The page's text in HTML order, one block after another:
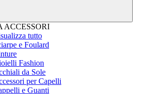
ACCESSORI
tutto
e Foulard
Fashion
da Sole
per Capelli
e Guanti